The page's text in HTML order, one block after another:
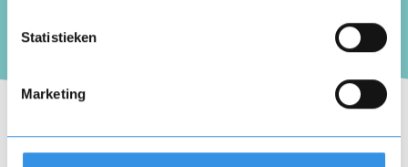
Statistieken
Marketing
6 december 2022